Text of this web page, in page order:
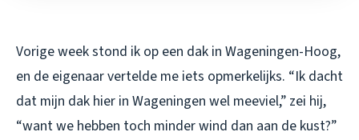
Vorige week stond ik op een dak in Wageningen-Hoog,
en de eigenaar vertelde me iets opmerkelijks. “Ik dacht
dat mijn dak hier in Wageningen wel meeviel,” zei hij,
“want we hebben toch minder wind dan aan de kust?”